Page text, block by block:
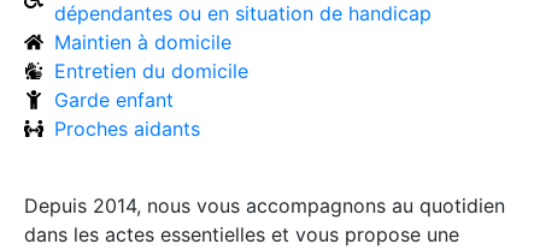
dépendantes ou en situation de handicap
Maintien à domicile
Entretien du domicile
Garde enfant
Proches aidants
Depuis 2014, nous vous accompagnons au quotidien
dans les actes essentielles et vous propose une